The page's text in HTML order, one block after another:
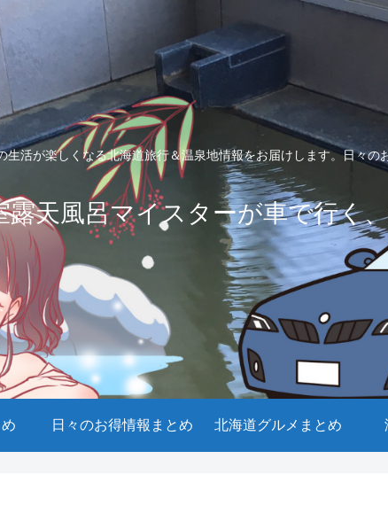
生活が楽しくなる北海道旅行＆温泉地情報をお届けします。日々の
天風呂マイスターが車で行く
日々のお得情報まとめ 北海道グルメまとめ